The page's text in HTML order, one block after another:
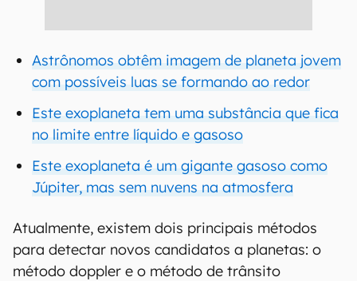
Astrônomos obtêm imagem de planeta jovem
com possíveis luas se formando ao redor
Este exoplaneta tem uma substância que fica
no limite entre líquido e gasoso
Este exoplaneta é um gigante gasoso como
Júpiter, mas sem nuvens na atmosfera
Atualmente, existem dois principais métodos
para detectar novos candidatos a planetas: o
método doppler e o método de trânsito